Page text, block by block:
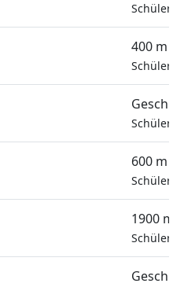
400 m
600 m
1900